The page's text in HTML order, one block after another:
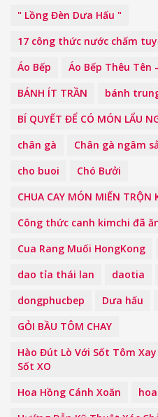
" Lồng Đèn Dưa Hấu "
17 công thức nước chấm
Áo Bếp
Áo Bếp Thêu Tên
BÁNH ÍT TRẦN
bánh
BÍ QUYẾT ĐỂ CÓ MÓN LẨU
chân gà
Chân gà ngâm
cho buoi
Chó Bưởi
CHUA CAY MÓN MIẾN TRỘN
Công thức canh kimchi đã
Cua Rang Muối HongKong
dao tỉa thái lan
daotia
dongphucbep
Dưa hấu
GỎI BẦU TÔM CHAY
Hào Đút Lò Với Sốt Tôm
Sốt XO
Hoa Hồng Cánh Xoăn